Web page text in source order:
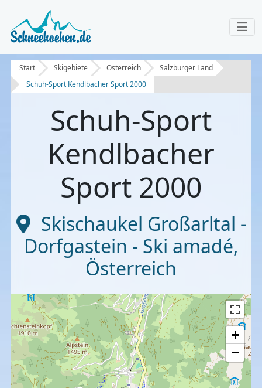
Start Skigebiete Österreich
Salzburger Land
Schuh-Sport Kendlbacher Sport 2000
Schuh-Sport
Kendlbacher
Sport 2000
Skischaukel Großarltal -
Dorfgastein - Ski amadé,
Österreich
+
−